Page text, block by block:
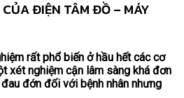
ĐIỆN TÂM ĐỒ – MÁY
rất phổ biến ở hầu hết các cơ
xét nghiệm cận lâm sàng khá đơn
đớn đối với bệnh nhân nhưng